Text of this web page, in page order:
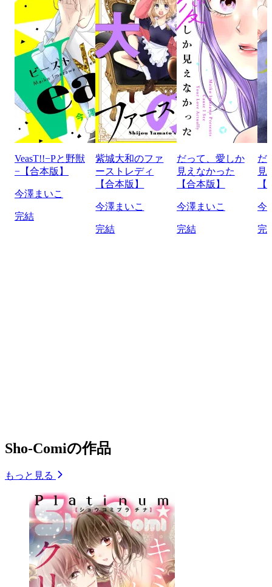
VeasT!!−Pと野獣
−【合本版】
今澤まいこ
完結
紫城大和のファ
ーストレディ
【合本版】
今澤まいこ
完結
だって、愛しか
見えなかった
【合本版】
今澤まいこ
完結
だ
見
今
完
Sho-Comiの作品
もっと見る